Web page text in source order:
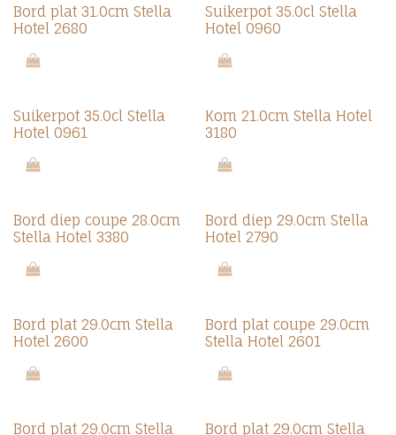
Bord plat 31.0cm Stella
Hotel 2680
Suikerpot 35.0cl Stella
Hotel 0960
Suikerpot 35.0cl Stella
Hotel 0961
Kom 21.0cm Stella Hotel
3180
Bord diep coupe 28.0cm
Stella Hotel 3380
Bord diep 29.0cm Stella
Hotel 2790
Bord plat 29.0cm Stella
Hotel 2600
Bord plat coupe 29.0cm
Stella Hotel 2601
Bord plat 29.0cm Stella
Bord plat 29.0cm Stella